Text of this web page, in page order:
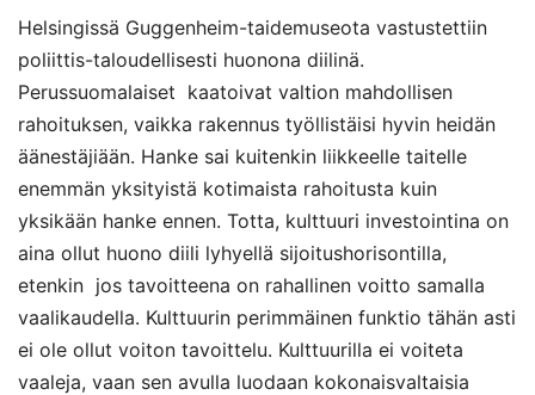
Helsingissä Guggenheim-taidemuseota vastustettiin
poliittis-taloudellisesti huonona diilinä.
Perussuomalaiset kaatoivat valtion mahdollisen
rahoituksen, vaikka rakennus työllistäisi hyvin heidän
äänestäjiään. Hanke sai kuitenkin liikkeelle taitelle
enemmän yksityistä kotimaista rahoitusta kuin
yksikään hanke ennen. Totta, kulttuuri investointina on
aina ollut huono diili lyhyellä sijoitushorisontilla,
etenkin jos tavoitteena on rahallinen voitto samalla
vaalikaudella. Kulttuurin perimmäinen funktio tähän asti
ei ole ollut voiton tavoittelu. Kulttuurilla ei voiteta
vaaleja, vaan sen avulla luodaan kokonaisvaltaisia